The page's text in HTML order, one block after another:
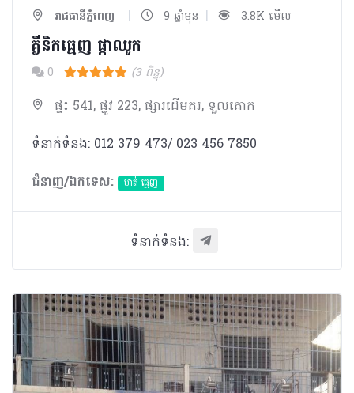
រាជធានីភ្នំពេញ | 9 ឆ្នាំមុន | 3.8K មើល
គ្លីនិកធ្មេញ ផ្កាឈូក
0 (3 ពិន្ទុ)
ផ្ទះ 541, ផ្លូវ 223, ផ្សារដើមគរ, ទួលគោក
ទំនាក់ទំនង: 012 379 473/ 023 456 7850
ជំនាញ/ឯកទេស:
មាត់ ធ្មេញ
ទំនាក់ទំនង: